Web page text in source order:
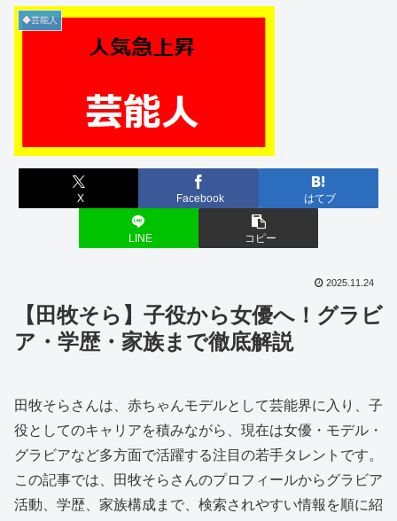
◆芸能人
X Facebook はてブ
LINE コピー
2025.11.24
【田牧そら】子役から女優へ！グラビ
ア・学歴・家族まで徹底解説
田牧そらさんは、赤ちゃんモデルとして芸能界に入り、子
役としてのキャリアを積みながら、現在は女優・モデル・
グラビアなど多方面で活躍する注目の若手タレントです。
この記事では、田牧そらさんのプロフィールからグラビア
活動、学歴、家族構成まで、検索されやすい情報を順に紹